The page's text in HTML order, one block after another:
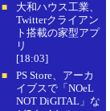
■
大和ハウス工業、
Twitterクライアン
ト搭載の家型アプ
リ
[18:03]
■
PS Store、アーカ
イブスで「NOeL
NOT DiGITAL」な